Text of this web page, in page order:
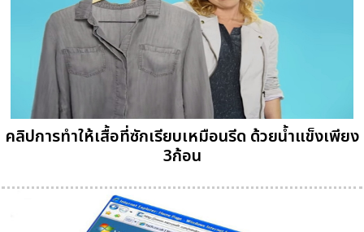
คลิปการทำให้เสื้อที่ซักเรียบเหมือนรีด ด้วยน้ำแข็งเพียง
3ก้อน